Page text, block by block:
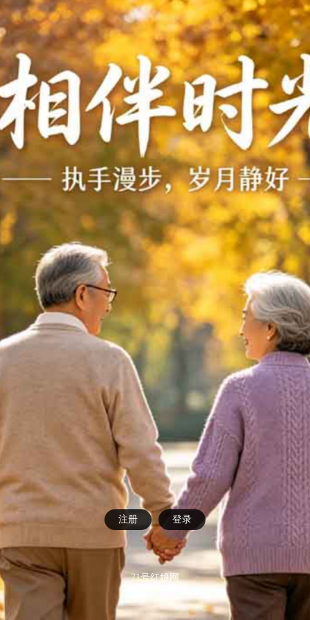
注册 登录
71号红娘网